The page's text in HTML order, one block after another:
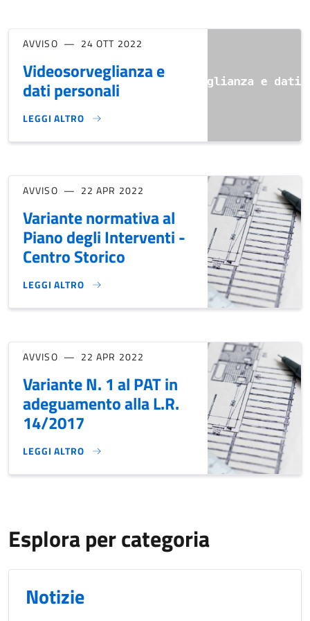
AVVISO 24 OTT 2022
Videosorveglianza e
dati personali
LEGGI ALTRO
VIDEOSORVEGLIANZA E DATI PERSONALI}
AVVISO 22 APR 2022
Variante normativa al
Piano degli Interventi -
Centro Storico
LEGGI ALTRO
VARIANTE NORMATIVA AL PIANO DEGLI INTERVENTI -
AVVISO 22 APR 2022
Variante N. 1 al PAT in
adeguamento alla L.R.
14/2017
LEGGI ALTRO
VARIANTE N. 1 AL PAT IN ADEGUAMENTO ALLA L.R. 14/
Esplora per categoria
Notizie